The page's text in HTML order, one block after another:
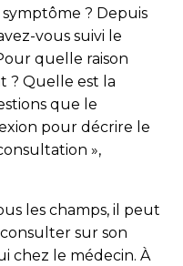
? Depuis
vous suivi le
quelle raison
? Quelle est la
que le
pour décrire le
»,
les champs, il peut
sur son
chez le médecin. À